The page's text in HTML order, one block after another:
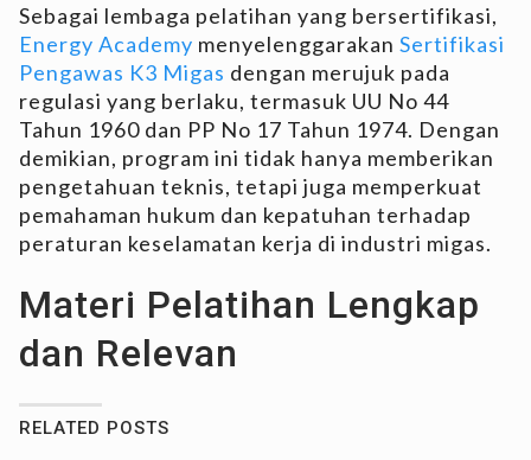
Sebagai lembaga pelatihan yang bersertifikasi,
Energy Academy menyelenggarakan Sertifikasi
Pengawas K3 Migas dengan merujuk pada
regulasi yang berlaku, termasuk UU No 44
Tahun 1960 dan PP No 17 Tahun 1974. Dengan
demikian, program ini tidak hanya memberikan
pengetahuan teknis, tetapi juga memperkuat
pemahaman hukum dan kepatuhan terhadap
peraturan keselamatan kerja di industri migas.
Materi Pelatihan Lengkap
dan Relevan
RELATED POSTS